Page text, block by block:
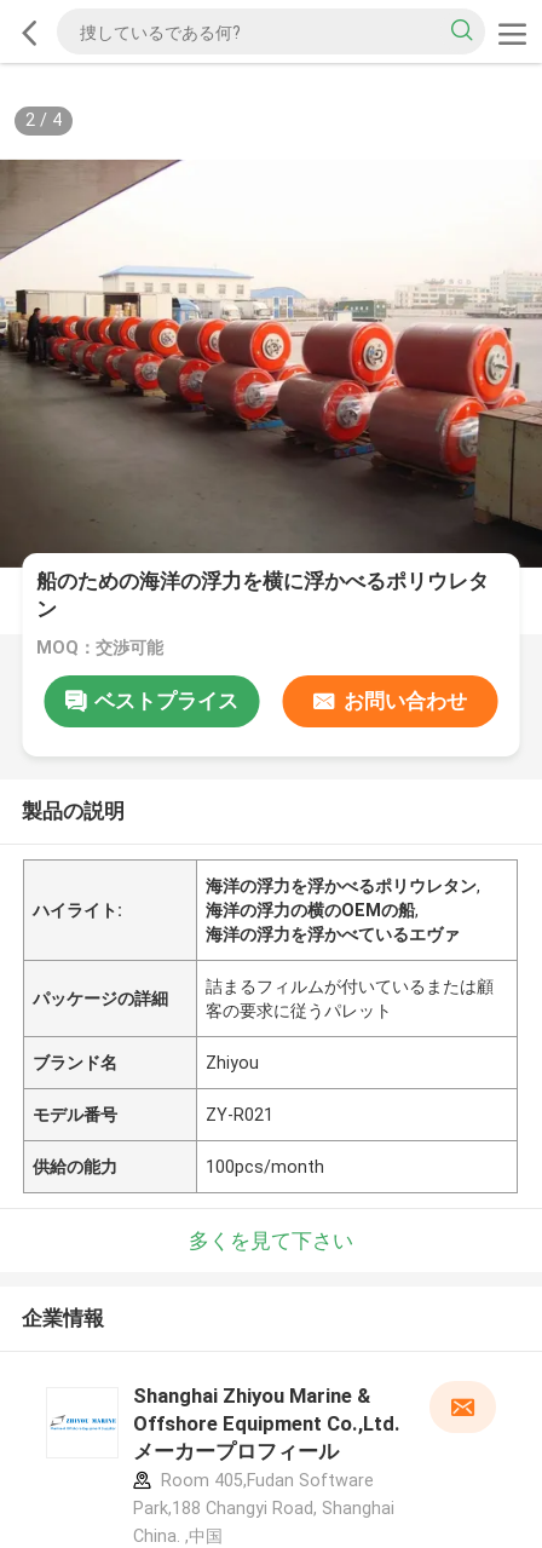
2/ 4
船のための海洋の浮力を横に浮かべるポリウレタ
ン
MOQ：交渉可能
ベストプライス お問い合わせ
製品の説明
ハイライト:
海洋の浮力を浮かべるポリウレタン,
海洋の浮力の横のOEMの船,
海洋の浮力を浮かべているエヴァ
パッケージの詳細
詰まるフィルムが付いているまたは顧
客の要求に従うパレット
ブランド名 Zhiyou
モデル番号 ZY-R021
供給の能力 100pcs/month
多くを見て下さい
企業情報
Shanghai Zhiyou Marine &
Offshore Equipment Co.,Ltd.
メーカープロフィール
Room 405,Fudan Software
Park,188 Changyi Road, Shanghai
China. ,中国